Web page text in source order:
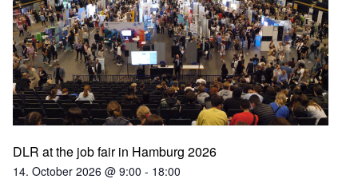
DLR at the job fair in Hamburg 2026
14. October 2026 @ 9:00 - 18:00